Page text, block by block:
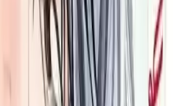
dikkat çeken, liderlik özellikleri taşıyan
sınıfta olan Futaba’nın onunla iletişim
değiştirir. Kou’nun liderlik eğitimi ve
farklı bir boyut katar. Yuuri ise,
olan, samimi ve içten bir gençtir. Bu
kişiliklerini ve ilişkilerdeki çeşitliliği